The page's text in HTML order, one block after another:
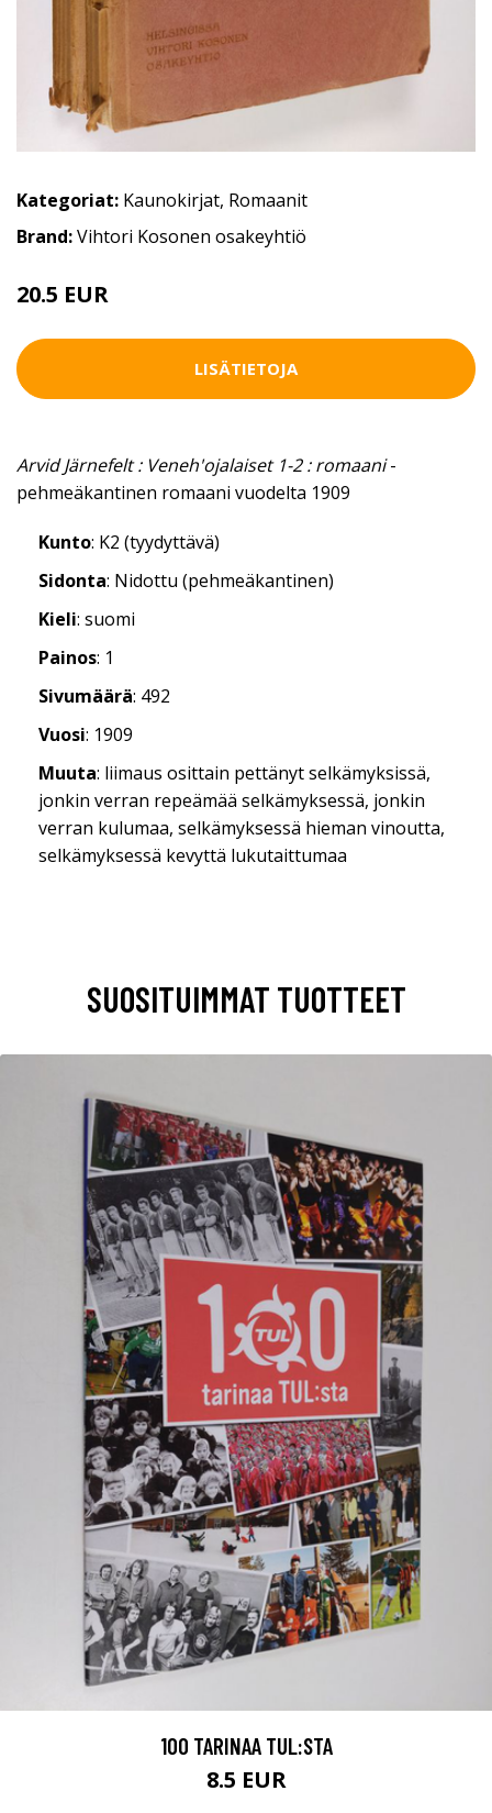
Kategoriat: Kaunokirjat, Romaanit
Brand:Vihtori Kosonen osakeyhtiö
20.5 EUR
LISÄTIETOJA
Arvid Järnefelt : Veneh'ojalaiset 1-2 : romaani-
pehmeäkantinen romaani vuodelta 1909
Kunto: K2 (tyydyttävä)
Sidonta: Nidottu (pehmeäkantinen)
Kieli: suomi
Painos: 1
Sivumäärä: 492
Vuosi: 1909
Muuta: liimaus osittain pettänyt selkämyksissä,
jonkin verran repeämää selkämyksessä, jonkin
verran kulumaa, selkämyksessä hieman vinoutta,
selkämyksessä kevyttä lukutaittumaa
SUOSITUIMMAT TUOTTEET
100 TARINAA TUL:STA
8.5 EUR